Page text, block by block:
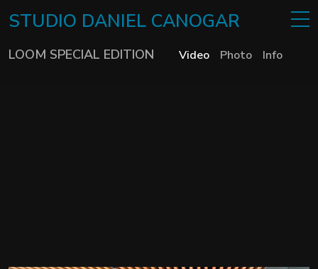
STUDIO DANIEL CANOGAR
LOOM SPECIAL EDITION Video Photo Info